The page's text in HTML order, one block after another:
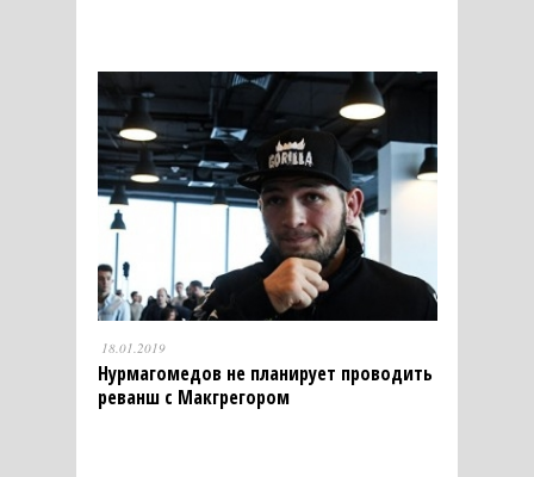
18.01.2019
Нурмагомедов не планирует проводить
реванш с Макгрегором